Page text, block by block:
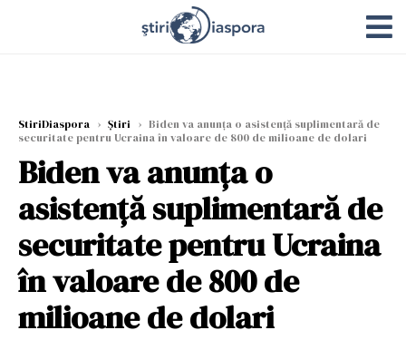
StiriDiaspora › Știri › Biden va anunţa o asistenţă suplimentară de
securitate pentru Ucraina în valoare de 800 de milioane de dolari
Biden va anunţa o
asistenţă suplimentară de
securitate pentru Ucraina
în valoare de 800 de
milioane de dolari